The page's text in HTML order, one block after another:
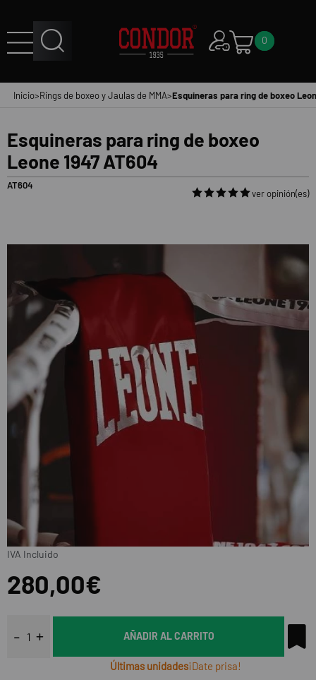
0
Inicio>Rings de boxeo y Jaulas de MMA>Esquineras para ring de boxeo
Esquineras para ring de boxeo
Leone 1947 AT604
AT604
ver opinión(es)
280,00€
IVA Incluido
AÑADIR AL CARRITO
Últimas unidades¡Date prisa!